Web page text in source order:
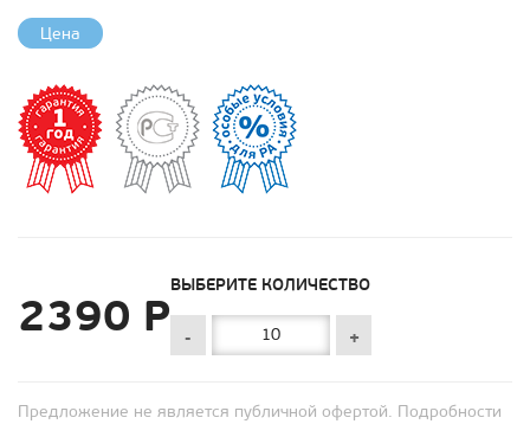
Цена
2390 Р
ВЫБЕРИТЕ КОЛИЧЕСТВО
- +
Предложение не является публичной офертой. Подробности